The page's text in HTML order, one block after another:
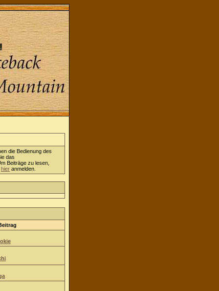
die Bedienung des
das
Beiträge zu lesen,
hier anmelden.